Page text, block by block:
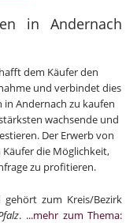
in Andernach
dem Käufer den
und verbindet dies
Andernach zu kaufen
wachsende und
Der Erwerb von
die Möglichkeit,
zu profitieren.
gehört zum Kreis/Bezirk
. ...mehr zum Thema: